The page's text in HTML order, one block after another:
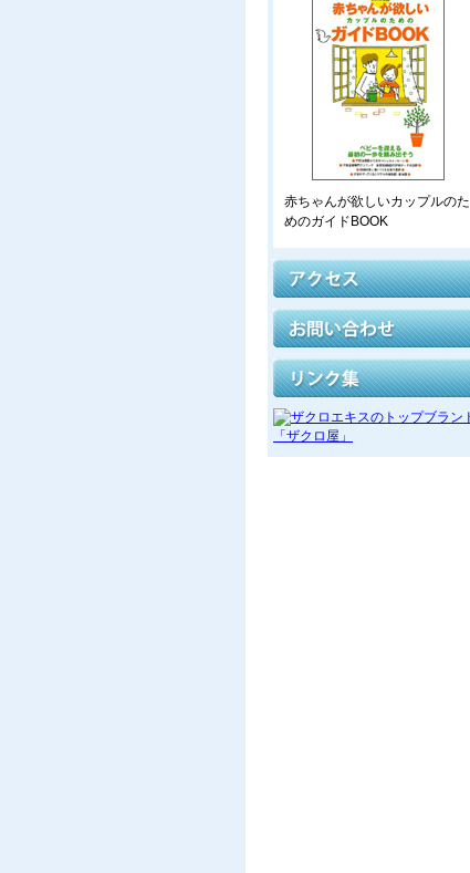
赤ちゃんが欲しいカップルのた
めのガイドBOOK